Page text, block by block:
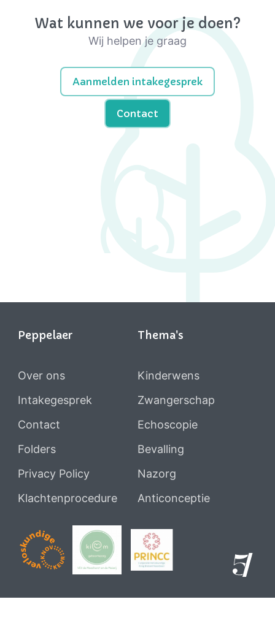
Wat kunnen we voor je doen?
Wij helpen je graag
Aanmelden intakegesprek
Contact
Peppelaer
Over ons
Intakegesprek
Contact
Folders
Privacy Policy
Klachtenprocedure
Thema's
Kinderwens
Zwangerschap
Echoscopie
Bevalling
Nazorg
Anticonceptie